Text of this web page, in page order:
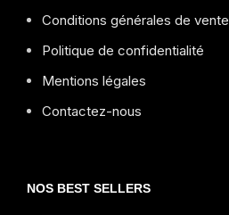
Conditions générales de vente
Politique de confidentialité
Mentions légales
Contactez-nous
NOS BEST SELLERS